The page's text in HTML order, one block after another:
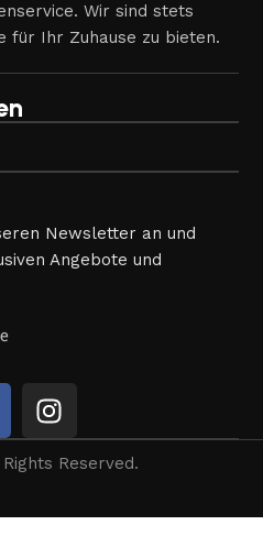
Wir sind stets
für Ihr Zuhause zu bieten.
Newsletter an und
Angebote und
Reserved.